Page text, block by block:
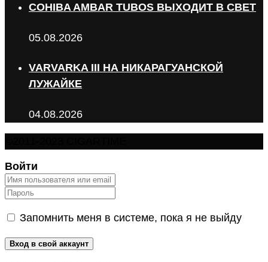
COHIBA AMBAR TUBOS ВЫХОДИТ В СВЕТ
05.08.2026
VARVARKA III НА НИКАРАГУАНСКОЙ
ЛУЖАЙКЕ
04.08.2026
Войти
Запомнить меня в системе, пока я не выйду